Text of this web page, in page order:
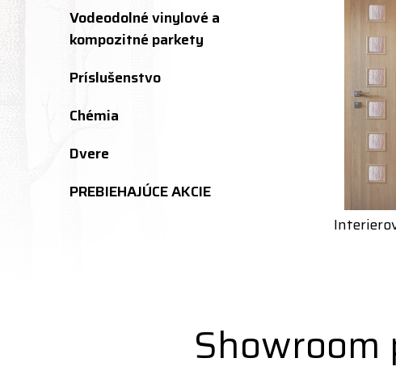
Vodeodolné vinylové a
kompozitné parkety
Príslušenstvo
Chémia
Dvere
PREBIEHAJÚCE AKCIE